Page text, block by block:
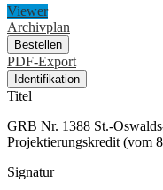
Viewer
Archivplan
Bestellen
PDF-Export
Identifikation
Titel
GRB Nr. 1388 St.-
Projektierungskredit (vom
Signatur